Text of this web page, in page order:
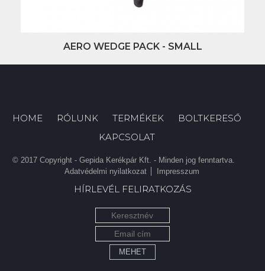
AERO WEDGE PACK - SMALL
HOME RÓLUNK TERMÉKEK
BOLTKERESŐ
KAPCSOLAT
© 2017 Copyright - Gepida Kerékpár Kft. - Minden jog fenntartva.
Adatvédelmi nyilatkozat
Impresszum
HÍRLEVÉL FELIRATKOZÁS
MEHET